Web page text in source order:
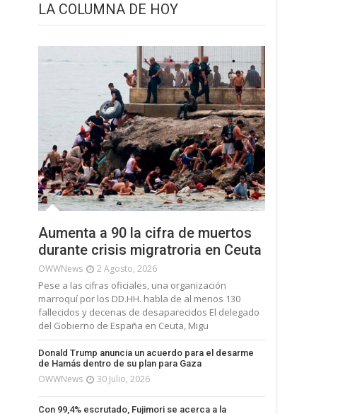
LA COLUMNA DE HOY
Aumenta a 90 la cifra de muertos
durante crisis migratroria en Ceuta
OWWNews 2 Agosto, 2026
Pese a las cifras oficiales, una organización
marroquí por los DD.HH. habla de al menos 130
fallecidos y decenas de desaparecidos El delegado
del Gobierno de España en Ceuta, Migu
Donald Trump anuncia un acuerdo para el desarme
de Hamás dentro de su plan para Gaza
OWWNews 30 Julio, 2026
Con 99,4% escrutado, Fujimori se acerca a la